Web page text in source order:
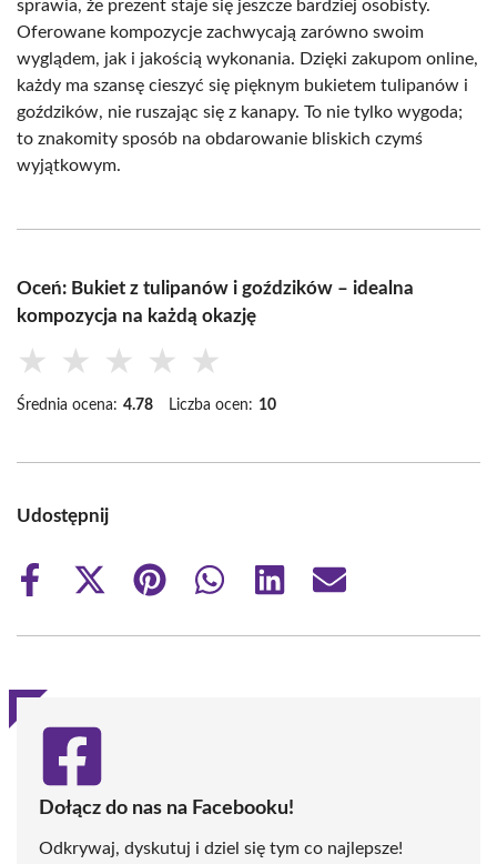
sprawia, że prezent staje się jeszcze bardziej osobisty.
Oferowane kompozycje zachwycają zarówno swoim
wyglądem, jak i jakością wykonania. Dzięki zakupom online,
każdy ma szansę cieszyć się pięknym bukietem tulipanów i
goździków, nie ruszając się z kanapy. To nie tylko wygoda;
to znakomity sposób na obdarowanie bliskich czymś
wyjątkowym.
Oceń: Bukiet z tulipanów i goździków – idealna
kompozycja na każdą okazję
★ ★ ★ ★ ★
Średnia ocena: 4.78 Liczba ocen: 10
Udostępnij
Share
Share
(Twitter)
Share
Share
Share
Share
Dołącz do nas na Facebooku!
Odkrywaj, dyskutuj i dziel się tym co najlepsze!